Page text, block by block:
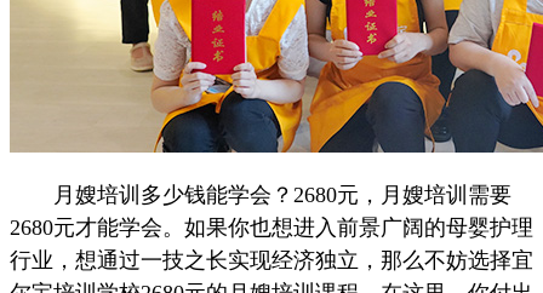
月嫂培训多少钱能学会？2680元，月嫂培训需要
2680元才能学会。如果你也想进入前景广阔的母婴护理
行业，想通过一技之长实现经济独立，那么不妨选择宜